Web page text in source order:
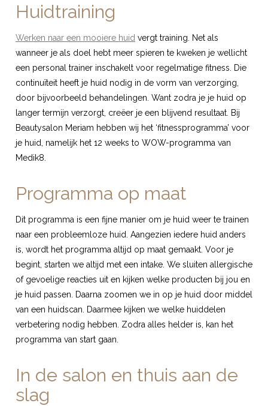
Huidtraining
Werken naar een mooiere huid vergt training. Net als
wanneer je als doel hebt meer spieren te kweken je wellicht
een personal trainer inschakelt voor regelmatige fitness. Die
continuïteit heeft je huid nodig in de vorm van verzorging,
door bijvoorbeeld behandelingen. Want zodra je je huid op
langer termijn verzorgt, creëer je een blijvend resultaat. Bij
Beautysalon Meriam hebben wij het ‘fitnessprogramma’ voor
je huid, namelijk het 12 weeks to WOW-programma van
Medik8.
Programma op maat
Dit programma is een fijne manier om je huid weer te trainen
naar een probleemloze huid. Aangezien iedere huid anders
is, wordt het programma altijd op maat gemaakt. Voor je
begint, starten we altijd met een intake. We sluiten allergische
of gevoelige reacties uit en kijken welke producten bij jou en
je huid passen. Daarna zoomen we in op je huid door middel
van een huidscan. Daarmee kijken we welke huiddelen
verbetering nodig hebben. Zodra alles helder is, kan het
programma van start gaan.
In de salon en thuis aan de
slag